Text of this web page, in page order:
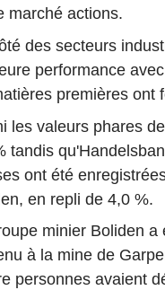
marché actions.
des secteurs
performance
premières ont
les valeurs phares
tandis
ont été
en repli de 4,0 %.
minier Boliden
à la mine de
personnes avaient